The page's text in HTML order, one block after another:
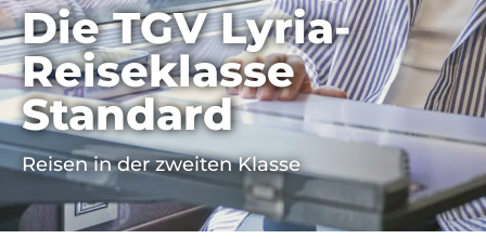
STARTSEITE
P
RE
IS
E
&
A
KT
N
Die TGV Lyria-
Reiseklasse
Standard
Reisen in der zweiten Klasse